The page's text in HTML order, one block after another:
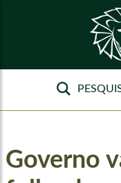
Governo